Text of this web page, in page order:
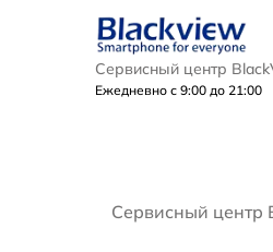
Сервисный центр
Ежедневно с 9:00 до 21:00
Сервисный центр